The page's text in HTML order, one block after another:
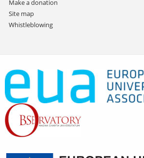
Make a donation
Site map
Whistleblowing